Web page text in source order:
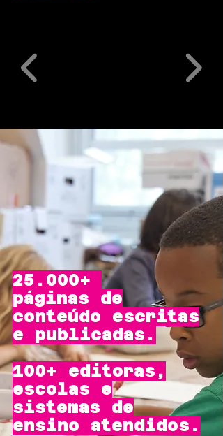
25.000+
páginas de
conteúdo escritas
e publicadas.
100+ editoras,
escolas e
sistemas de
ensino atendidos.